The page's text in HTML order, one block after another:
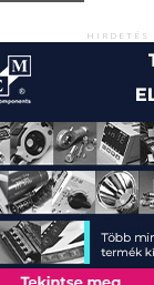
HIRDETÉS